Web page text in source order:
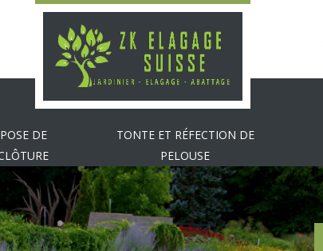
POSE DE
TONTE ET RÉFECTION DE
PELOUSE